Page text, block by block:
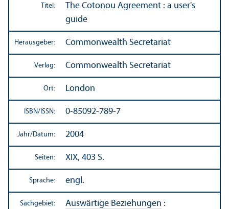
Titel:
The Cotonou Agreement : a user's
guide
Herausgeber: Commonwealth Secretariat
Verlag: Commonwealth Secretariat
Ort: London
ISBN/ ISSN: 0-85092-789-7
Jahr/Datum: 2004
Seiten: XIX, 403 S.
Sprache: engl.
Sachgebiet: Auswärtige Beziehungen :